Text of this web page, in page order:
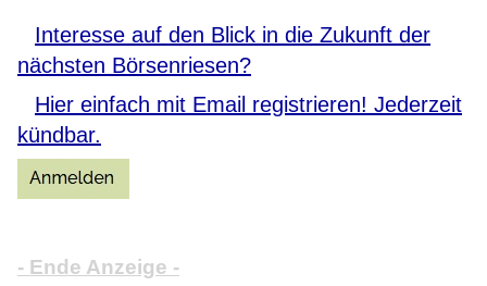
Interesse auf den Blick in die Zukunft der
nächsten Börsenriesen?
Hier einfach mit Email registrieren! Jederzeit
kündbar.
- Ende Anzeige -